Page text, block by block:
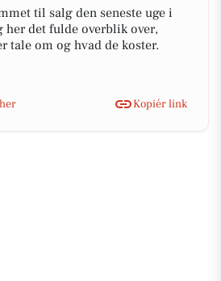
til salg den seneste uge i
her det fulde overblik over,
tale om og hvad de koster.
Kopiér link